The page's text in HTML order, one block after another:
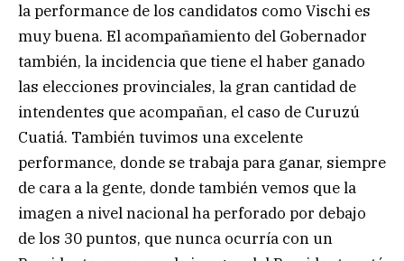
la performance de los candidatos como Vischi es
muy buena. El acompañamiento del Gobernador
también, la incidencia que tiene el haber ganado
las elecciones provinciales, la gran cantidad de
intendentes que acompañan, el caso de Curuzú
Cuatiá. También tuvimos una excelente
performance, donde se trabaja para ganar, siempre
de cara a la gente, donde también vemos que la
imagen a nivel nacional ha perforado por debajo
de los 30 puntos, que nunca ocurría con un